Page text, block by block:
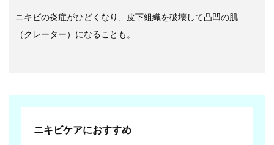
ニキビの炎症がひどくなり、皮下組織を破壊して凸凹の肌
（クレーター）になることも。
ニキビケアにおすすめ